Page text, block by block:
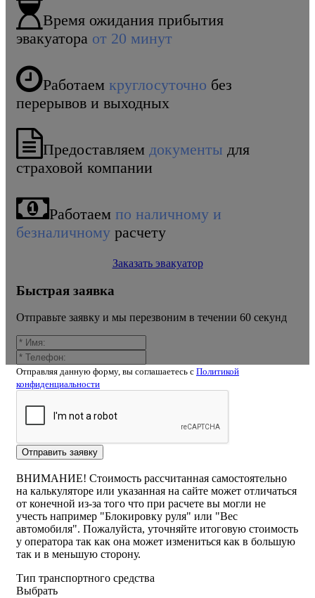
Время ожидания прибытия
эвакуатора от 20 минут
Работаем круглосуточно без
перерывов и выходных
Предоставляем документы для
страховой компании
Работаем по наличному и
безналичному расчету
Заказать эвакуатор
Быстрая заявка
Отправьте заявку и мы перезвоним в течении 60 секунд
Отправляя данную форму, вы соглашаетесь c Политикой
конфиденциальности
Отправить заявку
Калькулятор расчёта стоимости
эвакуатора центр
ВНИМАНИЕ! Стоимость рассчитанная самостоятельно
на калькуляторе или указанная на сайте может отличаться
от конечной из-за того что при расчете вы могли не
учесть например "Блокировку руля" или "Вес
автомобиля". Пожалуйста, уточняйте итоговую стоимость
у оператора так как она может измениться как в большую
так и в меньшую сторону.
Тип транспортного средства
Выбрать